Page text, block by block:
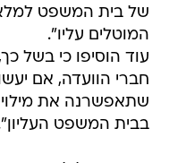
של בית המשפט
המוטלים עליו".
עוד הוסיפו כי בשל
חברי הוועדה, אם
שתאפשרנה את
בבית המשפט